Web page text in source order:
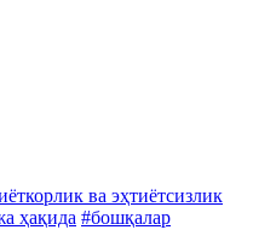
ва эҳтиётсизлик
ҳақида #бошқалар